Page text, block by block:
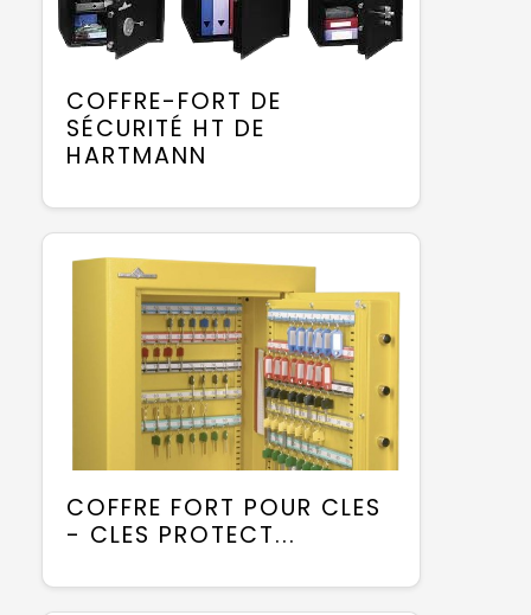
COFFRE-FORT DE
SÉCURITÉ HT DE
HARTMANN
COFFRE FORT POUR CLES
- CLES PROTECT...